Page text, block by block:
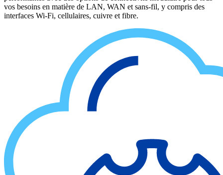
vos besoins en matière de LAN, WAN et sans-fil, y compris des
interfaces Wi-Fi, cellulaires, cuivre et fibre.